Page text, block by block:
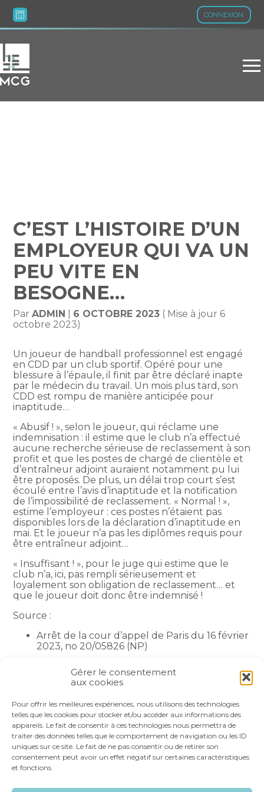
Gérer le consentement
aux cookies
Pour offrir les meilleures expériences, nous utilisons des technologies
telles que les cookies pour stocker et/ou accéder aux informations des
appareils. Le fait de consentir à ces technologies nous permettra de
traiter des données telles que le comportement de navigation ou les ID
uniques sur ce site. Le fait de ne pas consentir ou de retirer son
consentement peut avoir un effet négatif sur certaines caractéristiques
et fonctions.
CONNEXION
Aller
au
C’EST L’HISTOIRE D’UN
EMPLOYEUR QUI VA UN
PEU VITE EN
BESOGNE…
ParADMIN 6 OCTOBRE 2023 ( Mise à jour 6
octobre 2023)
Un joueur de handball professionnel est engagé
en CDD par un club sportif. Opéré pour une
blessure à l’épaule, il finit par être déclaré inapte
par le médecin du travail. Un mois plus tard, son
CDD est rompu de manière anticipée pour
inaptitude…
« Abusif ! », selon le joueur, qui réclame une
indemnisation : il estime que le club n’a effectué
aucune recherche sérieuse de reclassement à son
profit et que les postes de chargé de clientèle et
d’entraîneur adjoint auraient notamment pu lui
être proposés. De plus, un délai trop court s’est
écoulé entre l’avis d’inaptitude et la notification
de l’impossibilité de reclassement. « Normal ! »,
estime l’employeur : ces postes n’étaient pas
disponibles lors de la déclaration d’inaptitude en
mai. Et le joueur n’a pas les diplômes requis pour
être entraîneur adjoint…
« Insuffisant ! », pour le juge qui estime que le
club n’a, ici, pas rempli sérieusement et
loyalement son obligation de reclassement… et
que le joueur doit donc être indemnisé !
Source :
Arrêt de la cour d’appel de Paris du 16 février
2023, no 20/05826 (NP)
La petite histoire du jour
FaceBook
TwitterLinkedIn